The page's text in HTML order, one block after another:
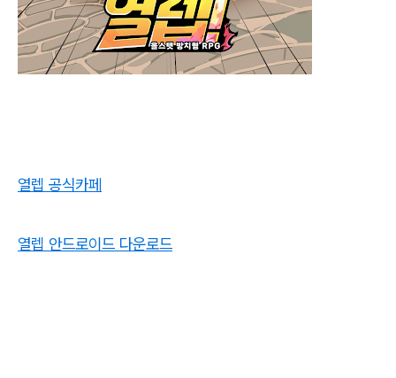
열렙 공식카페
열렙 안드로이드 다운로드